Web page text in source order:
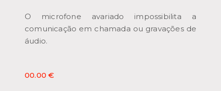
O microfone avariado impossibilita a
comunicação em chamada ou gravações de
áudio.
00.00 €